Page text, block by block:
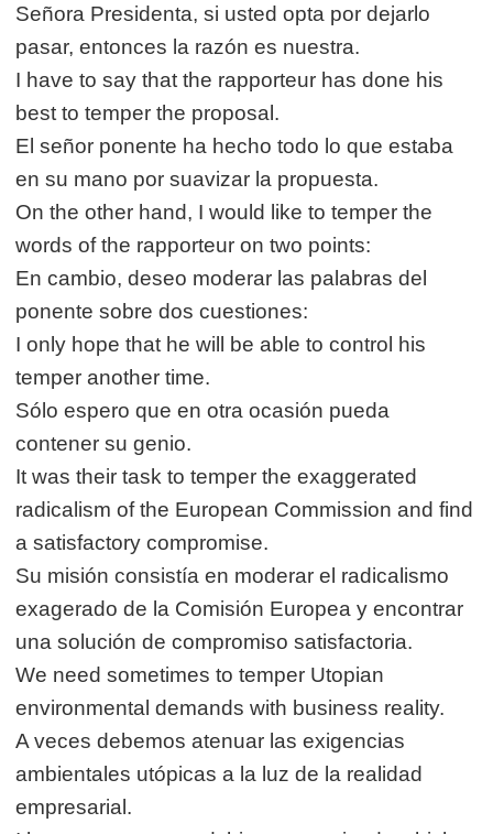
Señora Presidenta, si usted opta por dejarlo
pasar, entonces la razón es nuestra.
I have to say that the rapporteur has done his
best to temper the proposal.
El señor ponente ha hecho todo lo que estaba
en su mano por suavizar la propuesta.
On the other hand, I would like to temper the
words of the rapporteur on two points:
En cambio, deseo moderar las palabras del
ponente sobre dos cuestiones:
I only hope that he will be able to control his
temper another time.
Sólo espero que en otra ocasión pueda
contener su genio.
It was their task to temper the exaggerated
radicalism of the European Commission and find
a satisfactory compromise.
Su misión consistía en moderar el radicalismo
exagerado de la Comisión Europea y encontrar
una solución de compromiso satisfactoria.
We need sometimes to temper Utopian
environmental demands with business reality.
A veces debemos atenuar las exigencias
ambientales utópicas a la luz de la realidad
empresarial.